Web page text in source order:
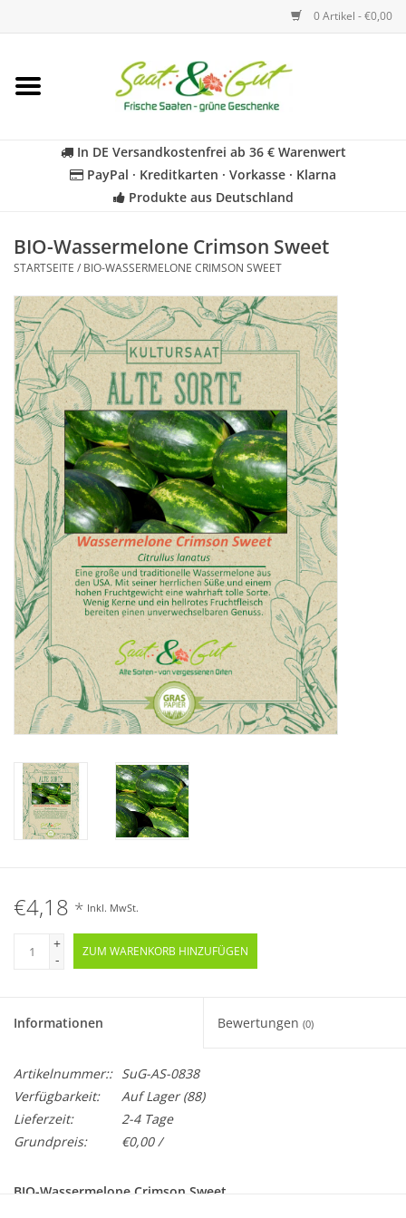
0 Artikel - €0,00
Startseite
Kräuter
Für Kinder
Geschenkideen
Katalog
In DE Versandkostenfrei ab 36 € Warenwert
PayPal · Kreditkarten · Vorkasse · Klarna
Produkte aus Deutschland
BIO-Wassermelone Crimson Sweet
STARTSEITE / BIO-WASSERMELONE CRIMSON SWEET
€4,18 * Inkl. MwSt.
+
-
ZUM WARENKORB HINZUFÜGEN
Informationen Bewertungen (0)
Artikelnummer:: SuG-AS-0838
Verfügbarkeit:
Auf Lager(88)
Lieferzeit:
2-4 Tage
Grundpreis:
€0,00 /
BIO-Wassermelone Crimson Sweet